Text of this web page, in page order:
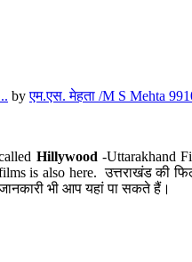
byएम.एस. मेहता /M S Mehta
Hillywood-Uttarakhand
is also here. उत्तराखंड की
भी आप यहां पा सकते हैं।